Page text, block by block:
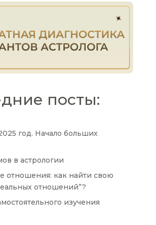
посты:
год. Начало больших
в астрологии
отношения: как найти свою
отношений”?
изучения